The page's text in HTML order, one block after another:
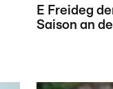
E Freideg
Saison an